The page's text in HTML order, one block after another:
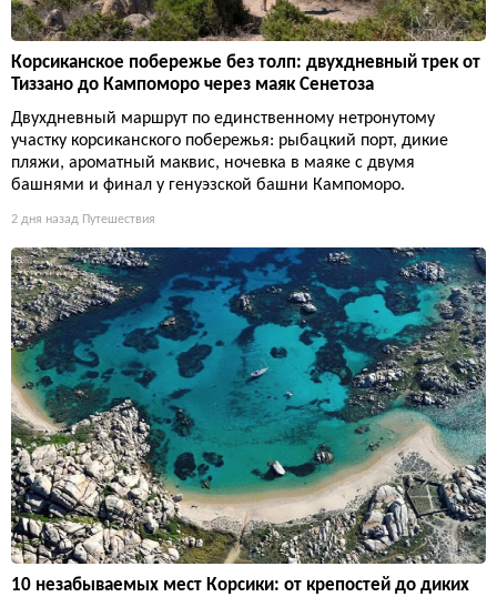
Корсиканское побережье без толп: двухдневный трек от
Тиззано до Кампоморо через маяк Сенетоза
Двухдневный маршрут по единственному нетронутому
участку корсиканского побережья: рыбацкий порт, дикие
пляжи, ароматный маквис, ночевка в маяке с двумя
башнями и финал у генуэзской башни Кампоморо.
2 дня назад Путешествия
10 незабываемых мест Корсики: от крепостей до диких